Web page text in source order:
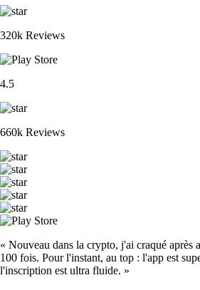
320k Reviews
4.5
660k Reviews
« Nouveau dans la crypto, j'ai craqué après
100 fois. Pour l'instant, au top : l'app est
l'inscription est ultra fluide. »